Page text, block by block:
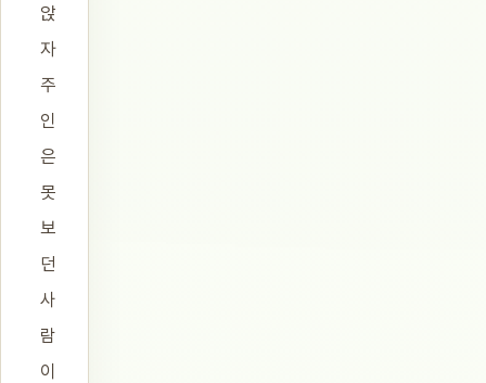
앉
자
주
인
은
못
보
던
사
람
이